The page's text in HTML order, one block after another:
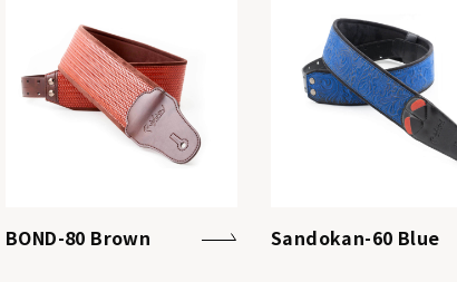
BOND-80 Brown Sandokan-60 Blue